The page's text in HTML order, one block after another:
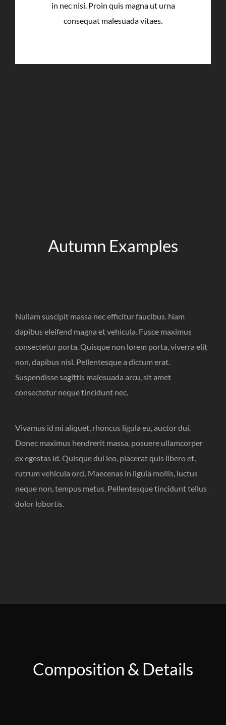
in nec nisi. Proin quis magna ut urna
consequat malesuada vitaes.
Autumn Examples
Nullam suscipit massa nec efficitur faucibus. Nam
dapibus eleifend magna et vehicula. Fusce maximus
consectetur porta. Quisque non lorem porta, viverra elit
non, dapibus nisl. Pellentesque a dictum erat.
Suspendisse sagittis malesuada arcu, sit amet
consectetur neque tincidunt nec.
Vivamus id mi aliquet, rhoncus ligula eu, auctor dui.
Donec maximus hendrerit massa, posuere ullamcorper
ex egestas id. Quisque dui leo, placerat quis libero et,
rutrum vehicula orci. Maecenas in ligula mollis, luctus
neque non, tempus metus. Pellentesque tincidunt tellus
dolor lobortis.
Composition & Details